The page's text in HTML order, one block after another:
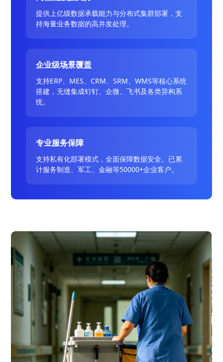
提供上亿级数据承载能力与分布式集群部署，支
持海量业务数据的高并发处理。
企业级场景覆盖
支持ERP、MES、CRM、SRM、WMS等核心系统
搭建，无缝集成钉钉、企微、飞书及各类异构系
统。
专业服务保障
支持私有化部署模式，全面保障数据安全。已累
计服务制造、军工、金融等50000+企业客户。